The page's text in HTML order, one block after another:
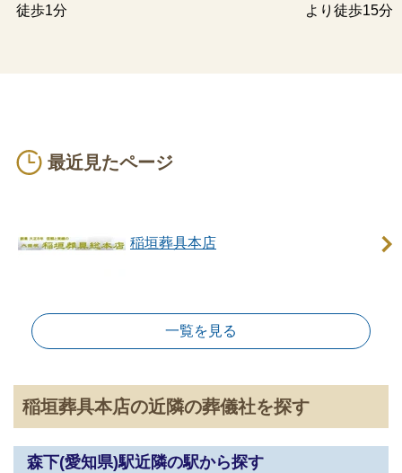
徒歩1分
より徒歩15分
最近見たページ
稲垣葬具本店
一覧を見る
稲垣葬具本店の近隣の葬儀社を探す
森下(愛知県)駅近隣の駅から探す